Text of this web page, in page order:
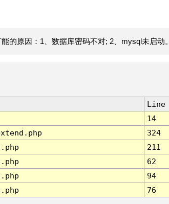
的原因：1、数据库密码不对; 2、mysql未启动。
Line
14
324
211
62
94
76